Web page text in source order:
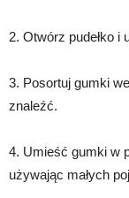
2. Otwórz pudełko i
3. Posortuj gumki
znaleźć.
4. Umieść gumki w
używając małych